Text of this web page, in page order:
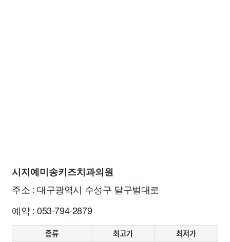
시지예미송키즈치과의원
주소 : 대구광역시 수성구 달구벌대로
예약 : 053-794-2879
종류 최고가
최저가